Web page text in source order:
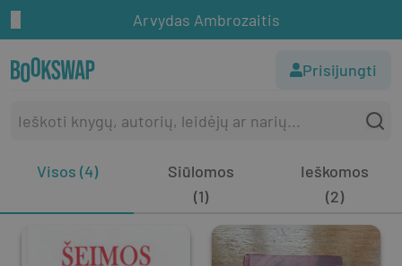
Arvydas Ambrozaitis
Prisijungti
Visos (4)
Siūlomos
(1)
Ieškomos
(2)